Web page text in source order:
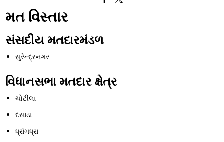
મત વિસ્તાર
સંસદીય મતદારમંડળ
સુરેન્દ્રનગર
વિધાનસભા મતદાર ક્ષેત્ર
ચોટીલા
દસાડા
ધ્રાંગધ્રા